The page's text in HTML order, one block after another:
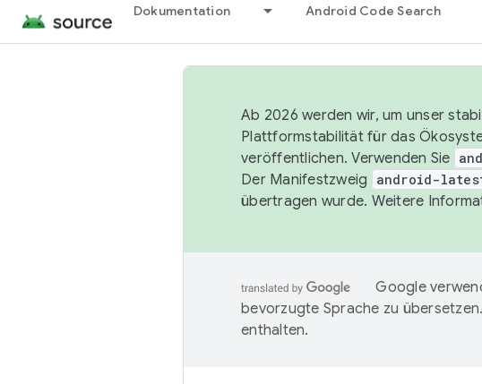
Dokumentation Android Code Search
Ab 2026 werden wir, um unser
Plattformstabilität für das
veröffentlichen. Verwenden Sie
Der Manifestzweig
android-
übertragen wurde. Weitere
Google
bevorzugte Sprache zu
enthalten.